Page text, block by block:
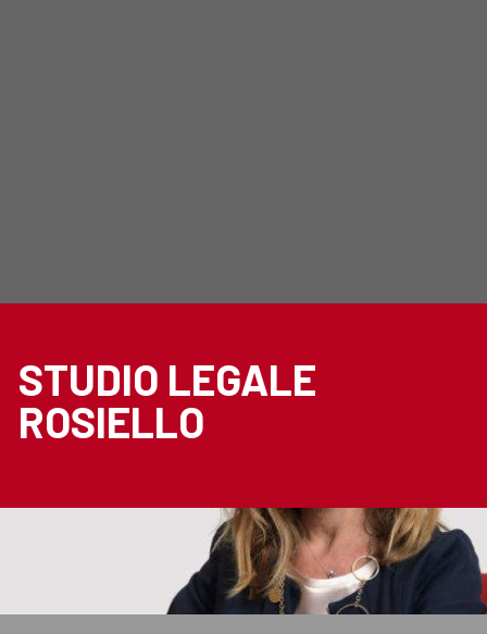
STUDIO LEGALE
ROSIELLO